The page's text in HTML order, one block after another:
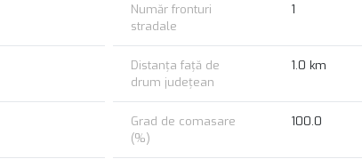
Număr fronturi
stradale
1
Distanța față de
drum județean
1.0 km
Grad de comasare
(%)
100.0